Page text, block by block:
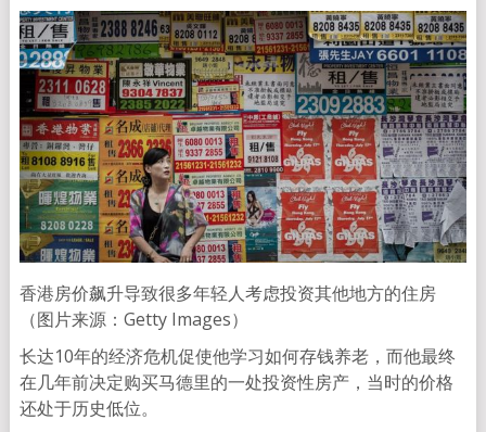
香港房价飙升导致很多年轻人考虑投资其他地方的住房
（图片来源：Getty Images）
长达10年的经济危机促使他学习如何存钱养老，而他最终
在几年前决定购买马德里的一处投资性房产，当时的价格
还处于历史低位。